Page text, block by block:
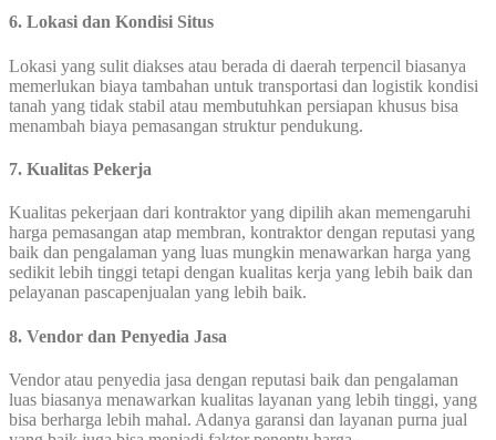
6. Lokasi dan Kondisi Situs
Lokasi yang sulit diakses atau berada di daerah terpencil biasanya
memerlukan biaya tambahan untuk transportasi dan logistik kondisi
tanah yang tidak stabil atau membutuhkan persiapan khusus bisa
menambah biaya pemasangan struktur pendukung.
7. Kualitas Pekerja
Kualitas pekerjaan dari kontraktor yang dipilih akan memengaruhi
harga pemasangan atap membran, kontraktor dengan reputasi yang
baik dan pengalaman yang luas mungkin menawarkan harga yang
sedikit lebih tinggi tetapi dengan kualitas kerja yang lebih baik dan
pelayanan pascapenjualan yang lebih baik.
8. Vendor dan Penyedia Jasa
Vendor atau penyedia jasa dengan reputasi baik dan pengalaman
luas biasanya menawarkan kualitas layanan yang lebih tinggi, yang
bisa berharga lebih mahal. Adanya garansi dan layanan purna jual